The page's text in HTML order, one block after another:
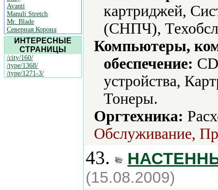
Avanti
Manuli Stretch
Mr. Blade
Северная Корона
ИНТЕРЕСНЫЕ
СТРАНИЦЫ
/city/160/
/type/1368/
/type/1271-3/
картриджей,
(СНПЧ),
Компьютеры,
обеспечение:
устройства,
Тонеры.
Оргтехника:
Обслуживание,
43.
(15.08.2009)